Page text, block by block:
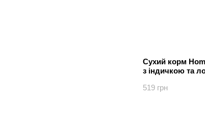
Сухий корм
з індичкою та
519 грн